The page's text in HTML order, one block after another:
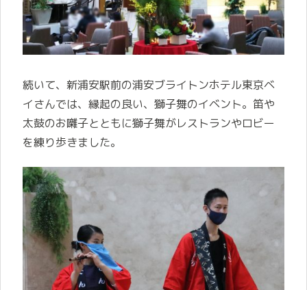
続いて、新浦安駅前の浦安ブライトンホテル東京ベ
イさんでは、縁起の良い、獅子舞のイベント。笛や
太鼓のお囃子とともに獅子舞がレストランやロビー
を練り歩きました。